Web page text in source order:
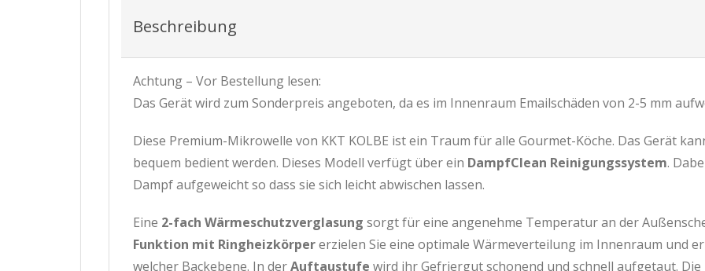
Beschreibung
Achtung – Vor Bestellung lesen:
Das Gerät wird zum Sonderpreis angeboten, da es im Innenraum Emailschäden von 2-5 mm
Diese Premium-Mikrowelle von KKT KOLBE ist ein Traum für alle Gourmet-Köche. Das Gerät
bequem bedient werden. Dieses Modell verfügt über ein DampfClean Reinigungssystem.
Dampf aufgeweicht so dass sie sich leicht abwischen lassen.
Eine 2-fach Wärmeschutzverglasung sorgt für eine angenehme Temperatur an der
Funktion mit Ringheizkörpererzielen Sie eine optimale Wärmeverteilung im Innenraum und
welcher Backebene. In derAuftaustufe wird ihr Gefriergut schonend und schnell aufgetaut. Die